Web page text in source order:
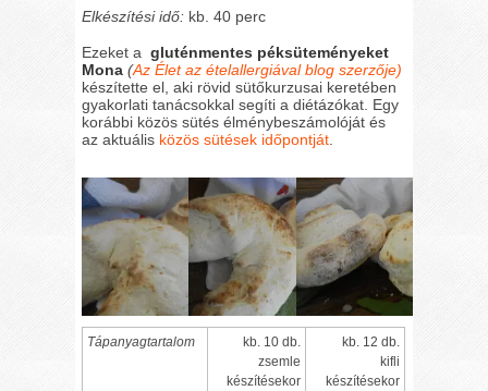
Elkészítési idő: kb. 40 perc
Ezeket agluténmentes péksüteményeket
Mona (Az Élet az ételallergiával blog szerzője)
készítette el, aki rövid sütőkurzusai keretében
gyakorlati tanácsokkal segíti a diétázókat. Egy
korábbi közös sütés élménybeszámolóját és
az aktuális közös sütések időpontját
Tápanyagtartalom
kb. 10 db.
zsemle
készítésekor
kb. 12 db.
kifli
készítésekor